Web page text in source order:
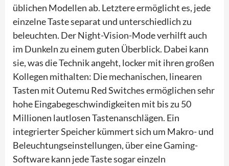
üblichen Modellen ab. Letztere ermöglicht es, jede
einzelne Taste separat und unterschiedlich zu
beleuchten. Der Night-Vision-Mode verhilft auch
im Dunkeln zu einem guten Überblick. Dabei kann
sie, was die Technik angeht, locker mit ihren großen
Kollegen mithalten: Die mechanischen, linearen
Tasten mit Outemu Red Switches ermöglichen sehr
hohe Eingabegeschwindigkeiten mit bis zu 50
Millionen lautlosen Tastenanschlägen. Ein
integrierter Speicher kümmert sich um Makro- und
Beleuchtungseinstellungen, über eine Gaming-
Software kann jede Taste sogar einzeln